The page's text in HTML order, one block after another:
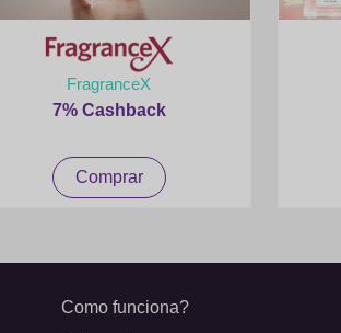
FragranceX
7% Cashback
Comprar
Como funciona?